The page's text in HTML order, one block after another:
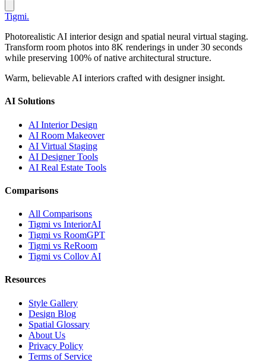
Tigmi.
Photorealistic AI interior design and spatial neural virtual staging.
Transform room photos into 8K renderings in under 30 seconds
while preserving 100% of native architectural structure.
Warm, believable AI interiors crafted with designer insight.
AI Solutions
AI Interior Design
AI Room Makeover
AI Virtual Staging
AI Designer Tools
AI Real Estate Tools
Comparisons
All Comparisons
Tigmi vs InteriorAI
Tigmi vs RoomGPT
Tigmi vs ReRoom
Tigmi vs Collov AI
Resources
Style Gallery
Design Blog
Spatial Glossary
About Us
Privacy Policy
Terms of Service